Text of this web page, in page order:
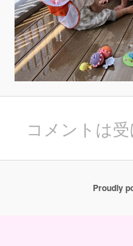
コメントは受
Proudly